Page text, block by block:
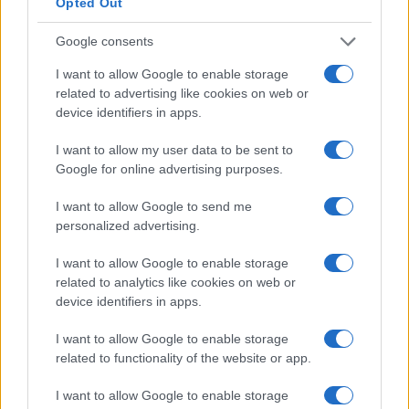
Google consents
I want to allow Google to enable storage
related to advertising like cookies on web or
device identifiers in apps.
I want to allow my user data to be sent to
Google for online advertising purposes.
I want to allow Google to send me
personalized advertising.
I want to allow Google to enable storage
related to analytics like cookies on web or
device identifiers in apps.
I want to allow Google to enable storage
related to functionality of the website or app.
I want to allow Google to enable storage
industria manifatturiera e applicazioni
biomedicali.
Nel settore tech è noto che i trasferimenti
tecnologici richiedono validazione su scala e
integrano soluzioni F1 con modifiche per costi,
tecnologie nate in pista raggiungono l’adozione
commerciale dopo cicli di test che durano anni, a
conferma dell’importanza degli investimenti
continui e del trasferimento tecnologico
pianificato.
Mercato
Dal punto di vista tecnico, il mercato della